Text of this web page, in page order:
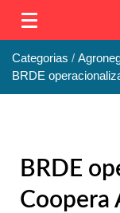
Categorias
BRDE
BRDE
Coopera